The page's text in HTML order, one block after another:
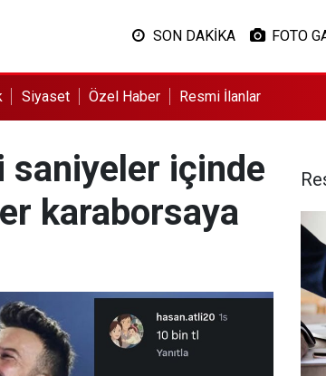
SON DAKİKA FOTO
Siyaset Özel Haber Resmi İlanlar
içinde
karaborsaya